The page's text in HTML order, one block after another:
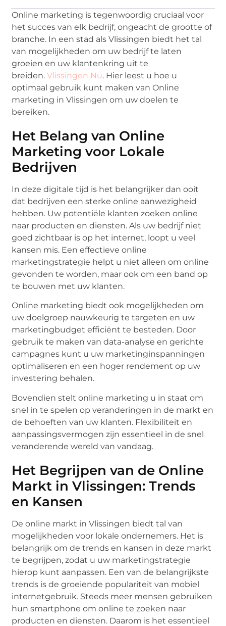
Online marketing is tegenwoordig cruciaal voor
het succes van elk bedrijf, ongeacht de grootte of
branche. In een stad als Vlissingen biedt het tal
van mogelijkheden om uw bedrijf te laten
groeien en uw klantenkring uit te
breiden.Vlissingen Nu. Hier leest u hoe u
optimaal gebruik kunt maken van Online
marketing in Vlissingen om uw doelen te
bereiken.
Het Belang van Online
Marketing voor Lokale
Bedrijven
In deze digitale tijd is het belangrijker dan ooit
dat bedrijven een sterke online aanwezigheid
hebben. Uw potentiële klanten zoeken online
naar producten en diensten. Als uw bedrijf niet
goed zichtbaar is op het internet, loopt u veel
kansen mis. Een effectieve online
marketingstrategie helpt u niet alleen om online
gevonden te worden, maar ook om een band op
te bouwen met uw klanten.
Online marketing biedt ook mogelijkheden om
uw doelgroep nauwkeurig te targeten en uw
marketingbudget efficiënt te besteden. Door
gebruik te maken van data-analyse en gerichte
campagnes kunt u uw marketinginspanningen
optimaliseren en een hoger rendement op uw
investering behalen.
Bovendien stelt online marketing u in staat om
snel in te spelen op veranderingen in de markt en
de behoeften van uw klanten. Flexibiliteit en
aanpassingsvermogen zijn essentieel in de snel
veranderende wereld van vandaag.
Het Begrijpen van de Online
Markt in Vlissingen: Trends
en Kansen
De online markt in Vlissingen biedt tal van
mogelijkheden voor lokale ondernemers. Het is
belangrijk om de trends en kansen in deze markt
te begrijpen, zodat u uw marketingstrategie
hierop kunt aanpassen. Een van de belangrijkste
trends is de groeiende populariteit van mobiel
internetgebruik. Steeds meer mensen gebruiken
hun smartphone om online te zoeken naar
producten en diensten. Daarom is het essentieel